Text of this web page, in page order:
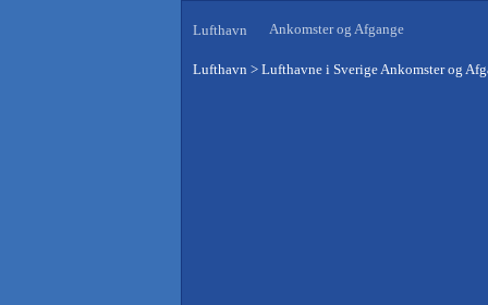
Lufthavn Ankomster og Afgange
Lufthavn > Lufthavne i Sverige Ankomster og